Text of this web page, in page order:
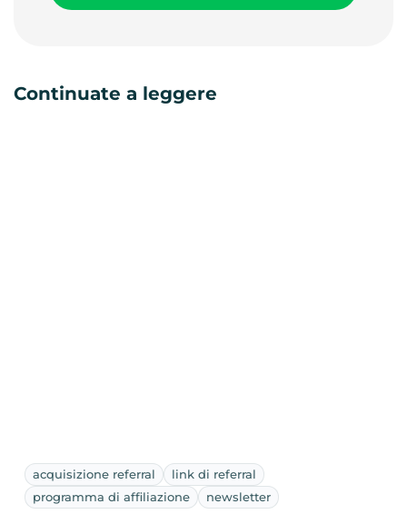
Continuate a leggere
acquisizione referral
link di referral
programma di affiliazione
newsletter